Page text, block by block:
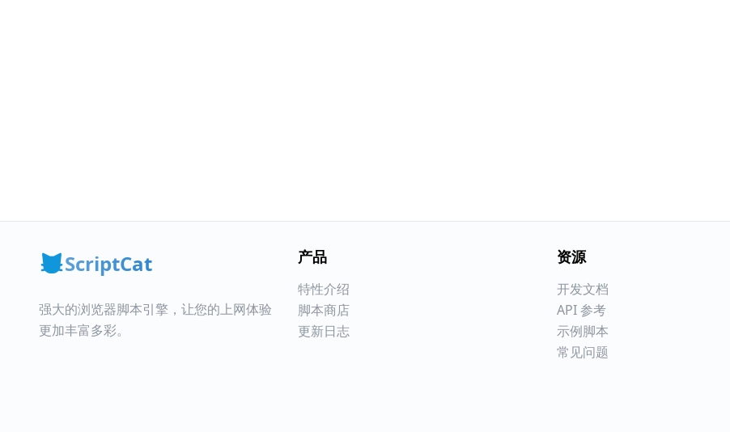
ScriptCat
强大的浏览器脚本引擎，让您的上网体验
更加丰富多彩。
产品
特性介绍
脚本商店
更新日志
资源
开发文档
API 参考
示例脚本
常见问题